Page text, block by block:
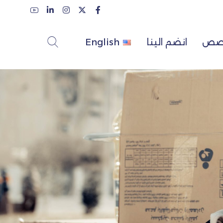
انضم الينا English